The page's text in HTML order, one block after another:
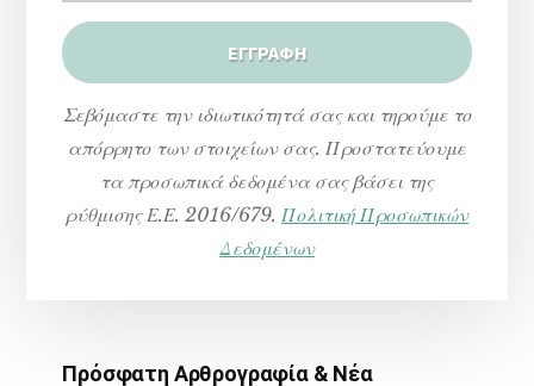
Σεβόμαστε την ιδιωτικότητά σας και τηρούμε το
απόρρητο των στοιχείων σας. Προστατεύουμε
τα προσωπικά δεδομένα σας βάσει της
ρύθμισης Ε.Ε. 2016/679. Πολιτική Προσωπικών
Δεδομένων
Πρόσφατη Αρθρογραφία & Νέα